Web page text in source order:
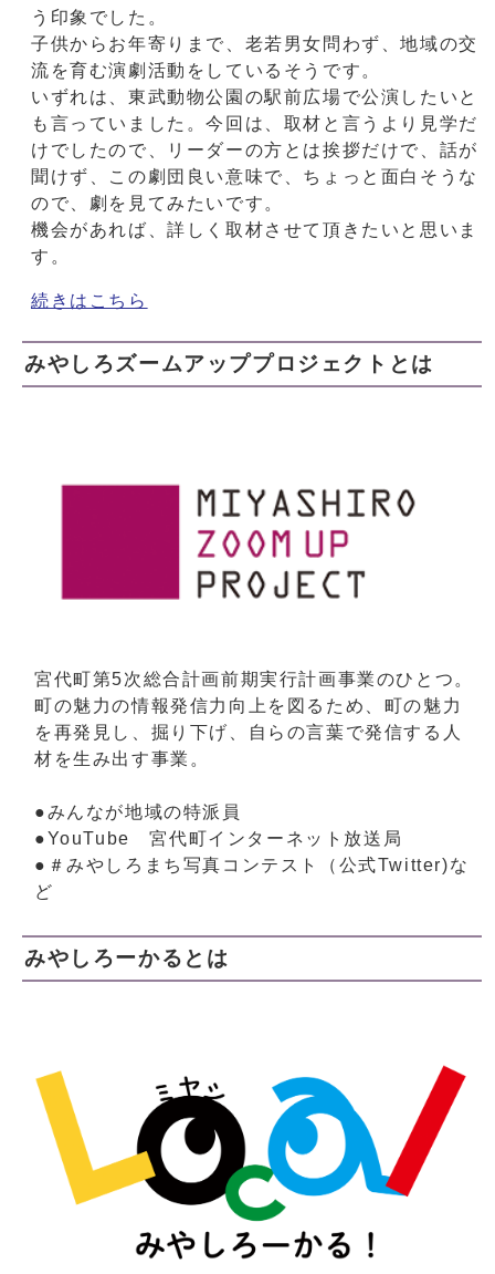
う印象でした。
子供からお年寄りまで、老若男女問わず、地域の交
流を育む演劇活動をしているそうです。
いずれは、東武動物公園の駅前広場で公演したいと
も言っていました。今回は、取材と言うより見学だ
けでしたので、リーダーの方とは挨拶だけで、話が
聞けず、この劇団良い意味で、ちょっと面白そうな
ので、劇を見てみたいです。
機会があれば、詳しく取材させて頂きたいと思いま
す。
続きはこちら
みやしろズームアッププロジェクトとは
宮代町第5次総合計画前期実行計画事業のひとつ。
町の魅力の情報発信力向上を図るため、町の魅力
を再発見し、掘り下げ、自らの言葉で発信する人
材を生み出す事業。
●みんなが地域の特派員
●YouTube 宮代町インターネット放送局
●＃みやしろまち写真コンテスト（公式Twitter)な
ど
みやしろーかるとは